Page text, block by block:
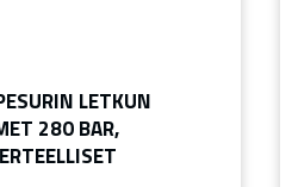
LETKUN
280 BAR,